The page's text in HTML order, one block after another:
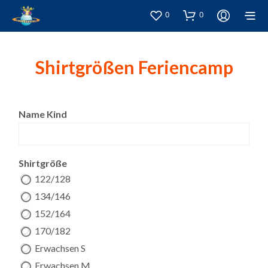
0 0
Shirtgrößen Feriencamp
a
h
r
t
g
r
ö
ß
e
Name Kind
Shirtgröße
122/128
134/146
152/164
170/182
Erwachsen S
Erwachsen M